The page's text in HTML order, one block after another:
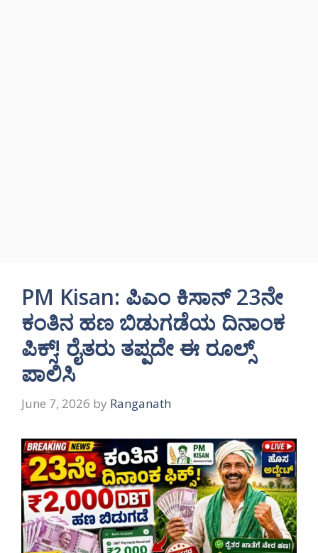
PM Kisan: ಪಿಎಂ ಕಿಸಾನ್ 23ನೇ
ಕಂತಿನ ಹಣ ಬಿಡುಗಡೆಯ ದಿನಾಂಕ
ಪಿಕ್ಸ್! ರೈತರು ತಪ್ಪದೇ ಈ ರೂಲ್ಸ್
ಪಾಲಿಸಿ
June 7, 2026 by Ranganath